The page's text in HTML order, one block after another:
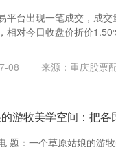
平台出现一笔成交，成
相对今日收盘价折价
08 来源：重庆股票
游牧美学空间：把
题：一个草原姑娘的游